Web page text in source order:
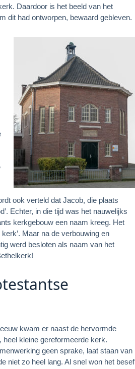
Daardoor is het beeld van het
dit had ontworpen, bewaard gebleven.
ook verteld dat Jacob, die plaats
Echter, in die tijd was het nauwelijks
kerkgebouw een naam kreeg. Het
Maar na de verbouwing en
werd besloten als naam van het
kwam er naast de hervormde
heel kleine gereformeerde kerk.
geen sprake, laat staan van
niet zo heel lang. Al snel won het besef